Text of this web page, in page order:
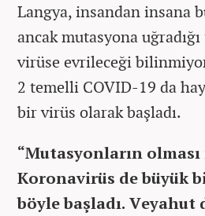
Langya, insandan insana
ancak mutasyona
virüse evrileceği
2 temelli COVID-19 da
bir virüs olarak başladı.
“Mutasyonların
Koronavirüs de büyük
böyle başladı.